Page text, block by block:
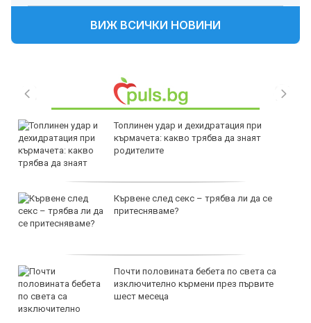
ВИЖ ВСИЧКИ НОВИНИ
Топлинен удар и дехидратация при
кърмачета: какво трябва да знаят
родителите
Кървене след секс – трябва ли да се
притесняваме?
Почти половината бебета по света са
изключително кърмени през първите
шест месеца